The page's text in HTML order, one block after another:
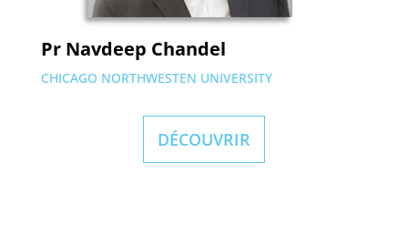
Pr Navdeep Chandel
CHICAGO NORTHWESTEN UNIVERSITY
DÉCOUVRIR